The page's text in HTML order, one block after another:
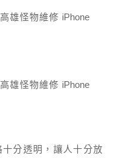
分透明，讓人十分放